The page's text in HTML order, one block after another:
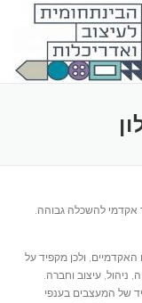
המכון הטכנולוגי חולון נוסד ב- 1969 והפך ב- 1999 למוסד אקדמי להשכלה גבוהה‫.
האקדמיים, ולכן מקפיד על
ניהול, עיצוב וחברה.
של המעצבים בענפי